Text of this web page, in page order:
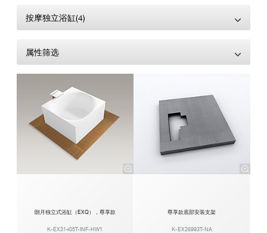
按摩独立浴缸(4)
属性筛选
朗月独立式浴缸（EXQ），尊享款
K-EX31405T-INF-HW1
尊享款底部安装支架
K-EX26993T-NA